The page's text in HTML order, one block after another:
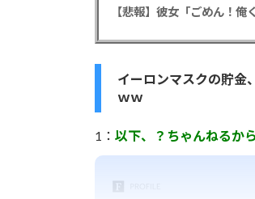
イーロンマスクの貯金
ｗｗ
1： 以下、？ちゃんねるか